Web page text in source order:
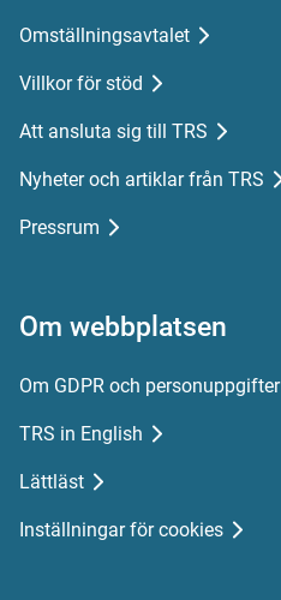
Omställningsavtalet
Villkor för stöd
Att ansluta sig till TRS
Nyheter och artiklar från TRS
Pressrum
Om webbplatsen
Om GDPR och personuppgifter
TRS in English
Lättläst
Inställningar för cookies